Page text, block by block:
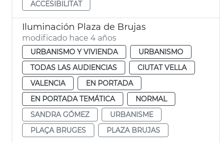
ACCESIBILITAT
Iluminación Plaza de Brujas
modificado hace 4 años
URBANISMO Y VIVIENDA
URBANISMO
TODAS LAS AUDIENCIAS
CIUTAT VELLA
VALENCIA
EN PORTADA
EN PORTADA TEMÁTICA
NORMAL
SANDRA GÓMEZ
URBANISME
PLAÇA BRUGES
PLAZA BRUJAS